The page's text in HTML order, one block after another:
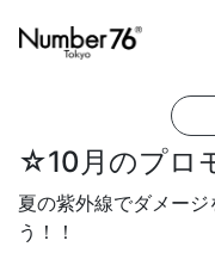
☆10月のプロ
夏の紫外線でダメー
う！！